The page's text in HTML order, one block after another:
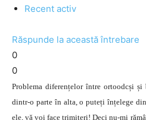
Recent activ
Răspunde la această întrebare
0
0
Problema diferențelor între ortoodcși
dintr-o parte în alta, o puteți înțelege
ele, vă voi face trimiteri! Deci nu-mi